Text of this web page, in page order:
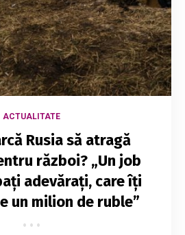
ACTUALITATE
Rusia să atragă
război? „Un job
adevărați, care îți
un milion de ruble”